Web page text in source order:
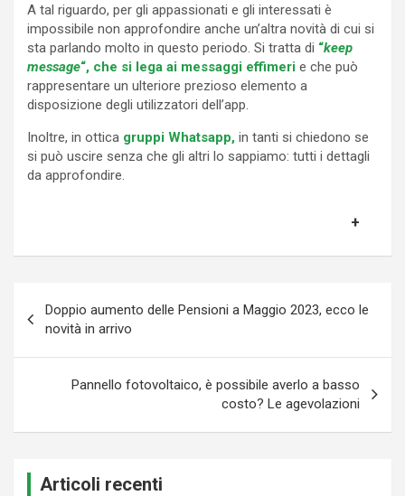
A tal riguardo, per gli appassionati e gli interessati è
impossibile non approfondire anche un’altra novità di cui si
sta parlando molto in questo periodo. Si tratta di “keep
message“, che si lega ai messaggi effimeri e che può
rappresentare un ulteriore prezioso elemento a
disposizione degli utilizzatori dell’app.
Inoltre, in ottica gruppi Whatsapp, in tanti si chiedono se
si può uscire senza che gli altri lo sappiamo: tutti i dettagli
da approfondire.
articoli
Doppio aumento delle Pensioni a Maggio 2023, ecco le
novità in arrivo
Pannello fotovoltaico, è possibile averlo a basso
costo? Le agevolazioni
Articoli recenti